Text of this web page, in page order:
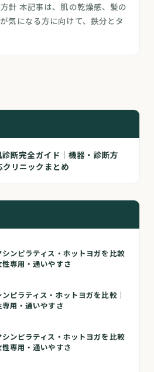
針 本記事は、肌の乾燥感、髪の
気になる方に向けて、鉄分とタ
診断完全ガイド｜機器・診断方
リニックまとめ
ンピラティス・ホットヨガを比較
性専用・通いやすさ
ピラティス・ホットヨガを比較｜
用・通いやすさ
ンピラティス・ホットヨガを比較
性専用・通いやすさ